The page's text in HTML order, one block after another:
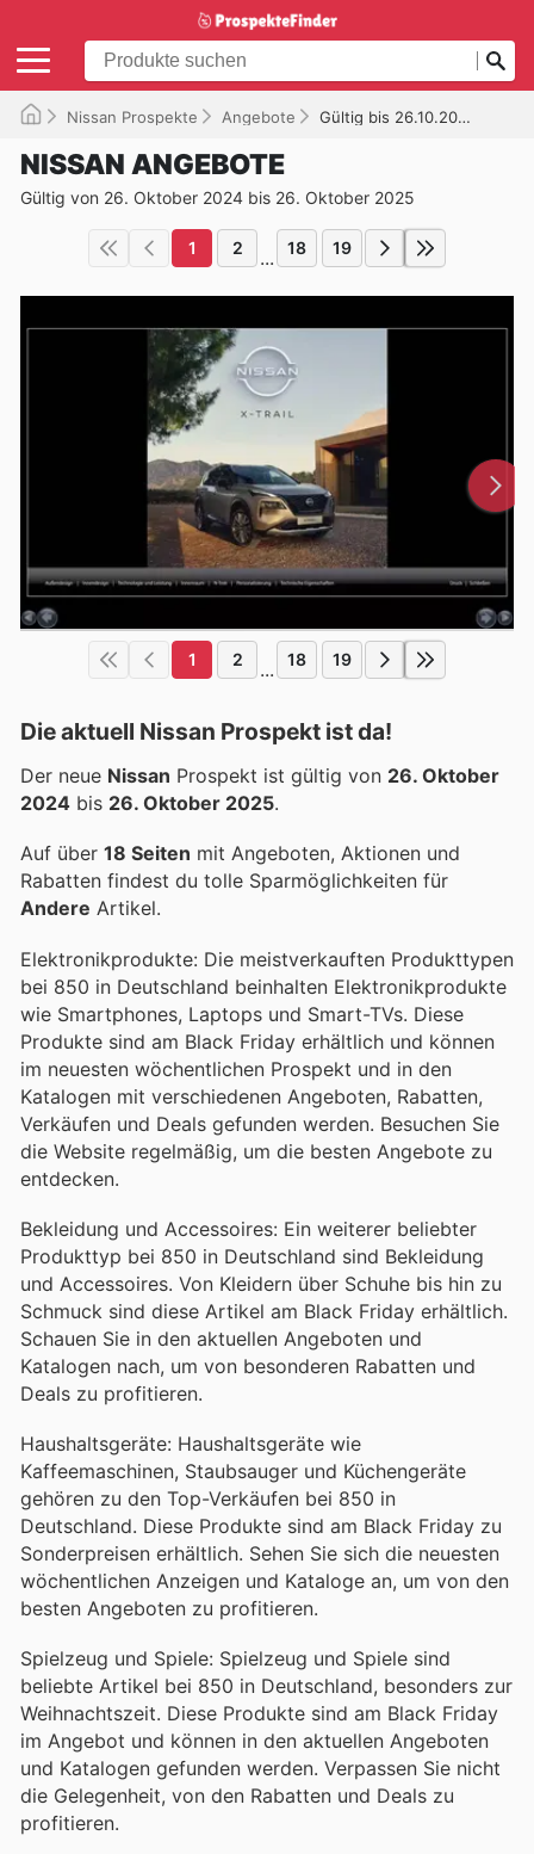
Nissan Prospekte Angebote Gültig bis 26.10.2025
NISSAN ANGEBOTE
Gültig von 26. Oktober 2024 bis 26. Oktober 2025
1 2 ... 18 19
1 2 ... 18 19
Die aktuell Nissan Prospekt ist da!
Der neue Nissan Prospekt ist gültig von 26. Oktober
2024 bis 26. Oktober 2025.
Auf über 18 Seiten mit Angeboten, Aktionen und
Rabatten findest du tolle Sparmöglichkeiten für
Andere Artikel.
Elektronikprodukte: Die meistverkauften Produkttypen
bei 850 in Deutschland beinhalten Elektronikprodukte
wie Smartphones, Laptops und Smart-TVs. Diese
Produkte sind am Black Friday erhältlich und können
im neuesten wöchentlichen Prospekt und in den
Katalogen mit verschiedenen Angeboten, Rabatten,
Verkäufen und Deals gefunden werden. Besuchen Sie
die Website regelmäßig, um die besten Angebote zu
entdecken.
Bekleidung und Accessoires: Ein weiterer beliebter
Produkttyp bei 850 in Deutschland sind Bekleidung
und Accessoires. Von Kleidern über Schuhe bis hin zu
Schmuck sind diese Artikel am Black Friday erhältlich.
Schauen Sie in den aktuellen Angeboten und
Katalogen nach, um von besonderen Rabatten und
Deals zu profitieren.
Haushaltsgeräte: Haushaltsgeräte wie
Kaffeemaschinen, Staubsauger und Küchengeräte
gehören zu den Top-Verkäufen bei 850 in
Deutschland. Diese Produkte sind am Black Friday zu
Sonderpreisen erhältlich. Sehen Sie sich die neuesten
wöchentlichen Anzeigen und Kataloge an, um von den
besten Angeboten zu profitieren.
Spielzeug und Spiele: Spielzeug und Spiele sind
beliebte Artikel bei 850 in Deutschland, besonders zur
Weihnachtszeit. Diese Produkte sind am Black Friday
im Angebot und können in den aktuellen Angeboten
und Katalogen gefunden werden. Verpassen Sie nicht
die Gelegenheit, von den Rabatten und Deals zu
profitieren.